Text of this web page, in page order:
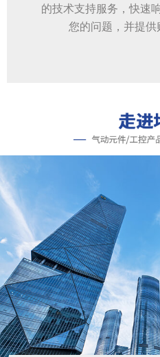
的技术支持服务，快速
您的问题，并提供